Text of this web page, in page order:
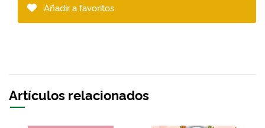
Añadir a favoritos
Artículos relacionados